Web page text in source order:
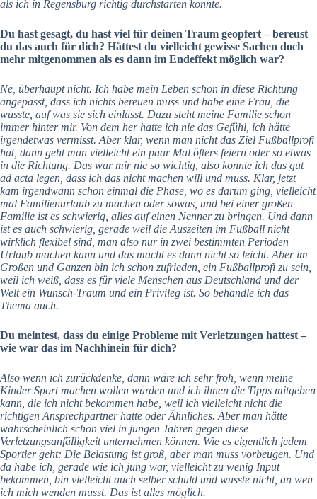
als ich in Regensburg richtig durchstarten konnte.
Du hast gesagt, du hast viel für deinen Traum geopfert – bereust
du das auch für dich? Hättest du vielleicht gewisse Sachen doch
mehr mitgenommen als es dann im Endeffekt möglich war?
Ne, überhaupt nicht. Ich habe mein Leben schon in diese Richtung
angepasst, dass ich nichts bereuen muss und habe eine Frau, die
wusste, auf was sie sich einlässt. Dazu steht meine Familie schon
immer hinter mir. Von dem her hatte ich nie das Gefühl, ich hätte
irgendetwas vermisst. Aber klar, wenn man nicht das Ziel Fußballprofi
hat, dann geht man vielleicht ein paar Mal öfters feiern oder so etwas
in die Richtung. Das war mir nie so wichtig, also konnte ich das gut
ad acta legen, dass ich das nicht machen will und muss. Klar, jetzt
kam irgendwann schon einmal die Phase, wo es darum ging, vielleicht
mal Familienurlaub zu machen oder sowas, und bei einer großen
Familie ist es schwierig, alles auf einen Nenner zu bringen. Und dann
ist es auch schwierig, gerade weil die Auszeiten im Fußball nicht
wirklich flexibel sind, man also nur in zwei bestimmten Perioden
Urlaub machen kann und das macht es dann nicht so leicht. Aber im
Großen und Ganzen bin ich schon zufrieden, ein Fußballprofi zu sein,
weil ich weiß, dass es für viele Menschen aus Deutschland und der
Weltein Wunsch-Traum und ein Privileg ist. So behandle ich das
Thema auch.
Du meintest, dass du einige Probleme mit Verletzungen hattest –
wie war das im Nachhinein für dich?
Also wenn ich zurückdenke, dann wäre ich sehr froh, wenn meine
Kinder Sport machen wollen würden und ich ihnen die Tipps mitgeben
kann, die ich nicht bekommen habe, weil ich vielleicht nicht die
richtigen Ansprechpartner hatte oder Ähnliches. Aber man hätte
wahrscheinlich schon viel in jungen Jahren gegen diese
Verletzungsanfälligkeit unternehmen können. Wie es eigentlich jedem
Sportler geht: Die Belastung ist groß, aber man muss vorbeugen. Und
da habe ich, gerade wie ich jung war, vielleicht zu wenig Input
bekommen, bin vielleicht auch selber schuld und wusste nicht, an wen
ich mich wenden musst. Das ist alles möglich.